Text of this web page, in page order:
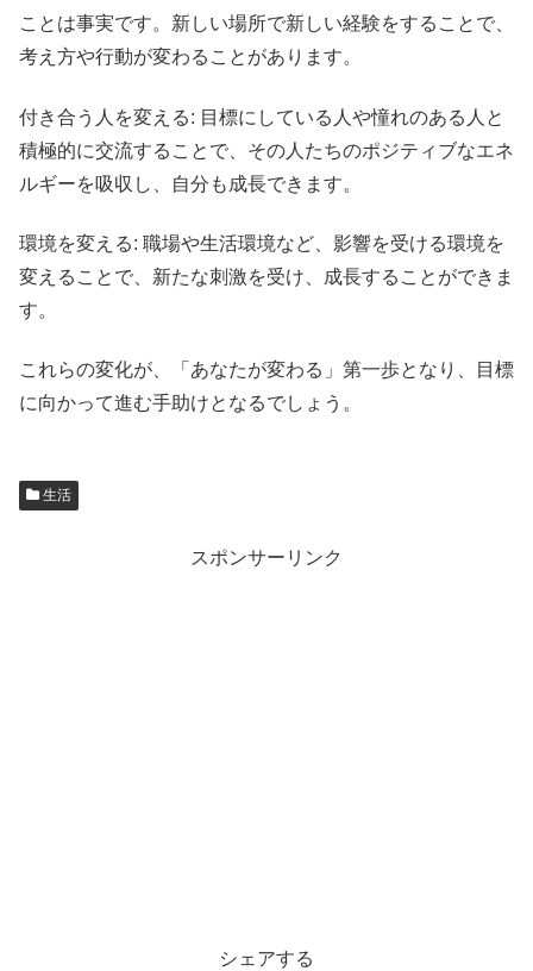
ことは事実です。新しい場所で新しい経験をすることで、
考え方や行動が変わることがあります。
付き合う人を変える: 目標にしている人や憧れのある人と
積極的に交流することで、その人たちのポジティブなエネ
ルギーを吸収し、自分も成長できます。
環境を変える: 職場や生活環境など、影響を受ける環境を
変えることで、新たな刺激を受け、成長することができま
す。
これらの変化が、「あなたが変わる」第一歩となり、目標
に向かって進む手助けとなるでしょう。
生活
スポンサーリンク
シェアする